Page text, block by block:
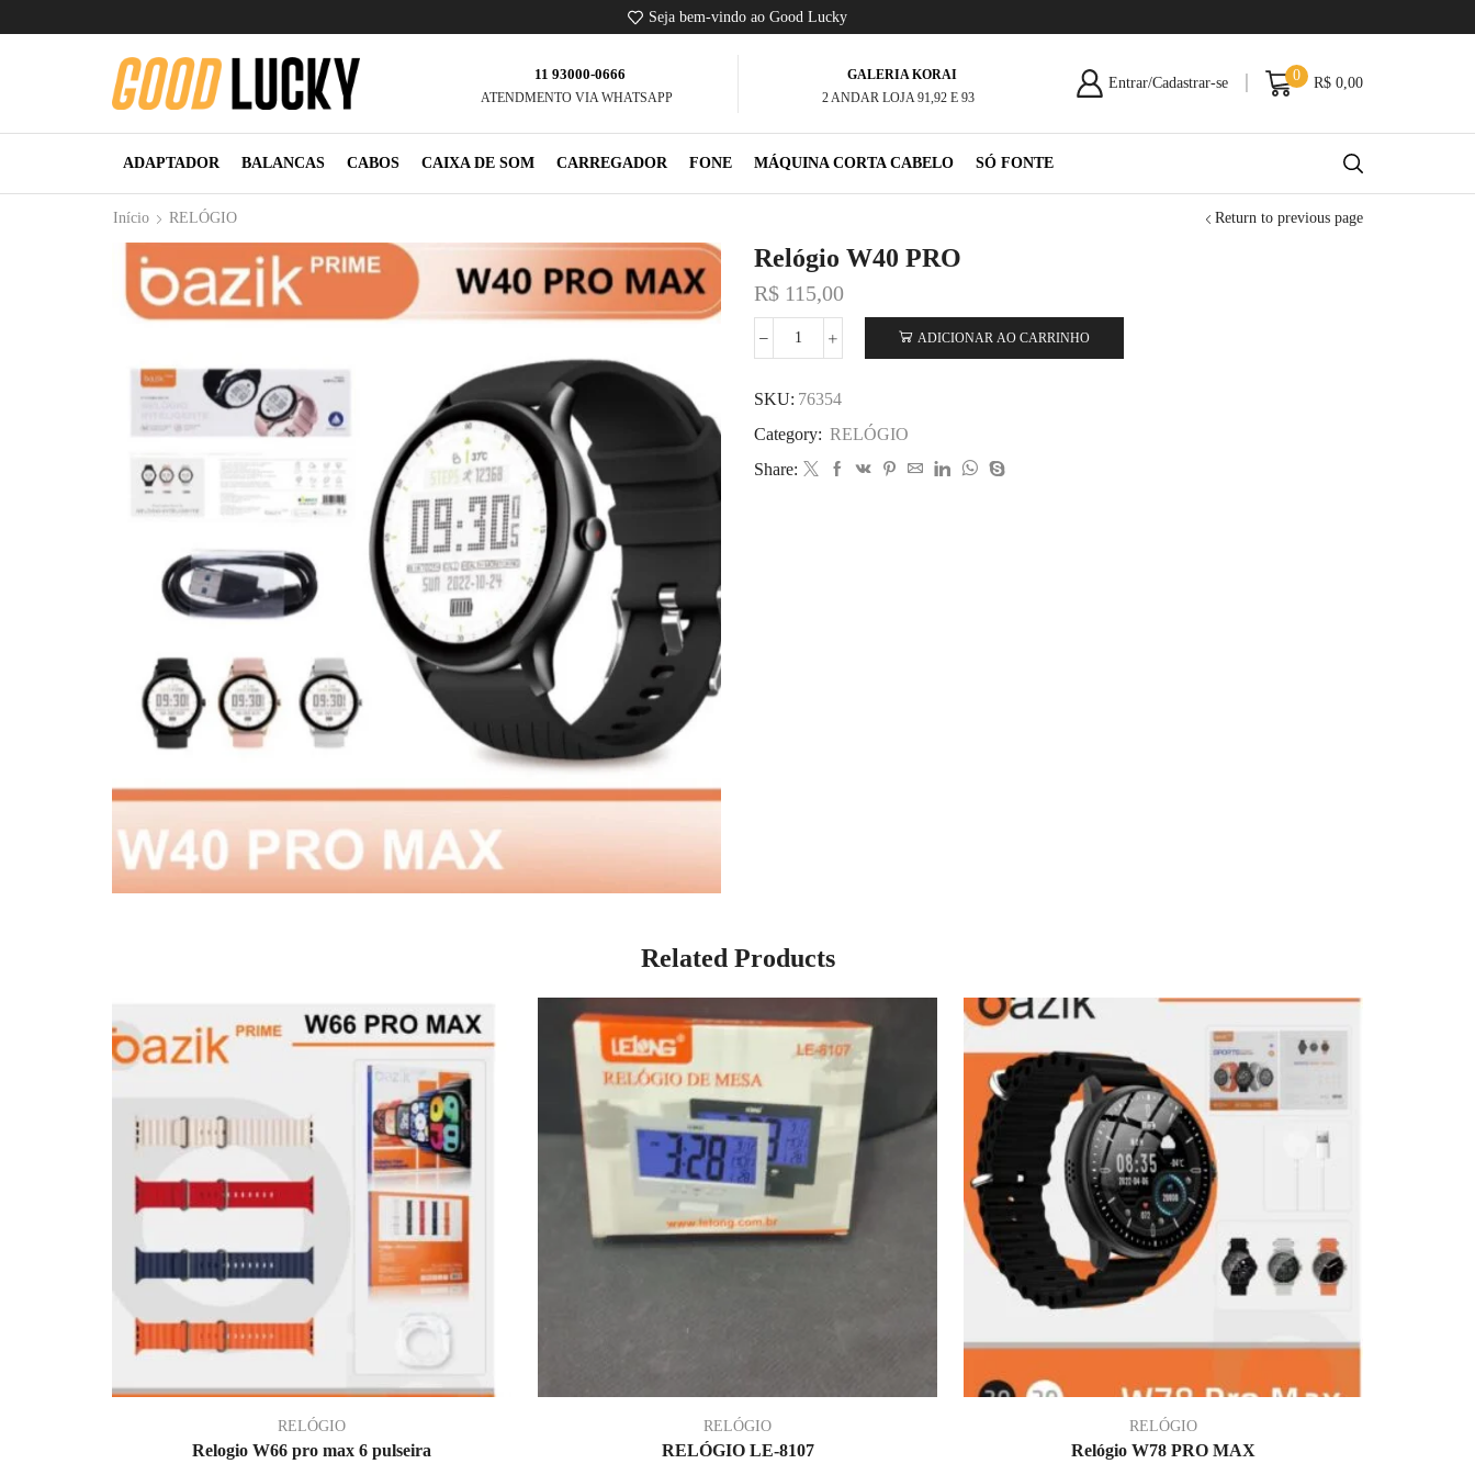
Seja bem-vindo ao Good Lucky
11 93000-0666
ATENDMENTO VIA WHATSAPP
GALERIA KORAI
2 ANDAR LOJA 91,92 E 93
Entrar/Cadastrar-se 0 R$ 0,00
ADAPTADOR BALANCAS CABOS CAIXA DE SOM CARREGADOR FONE MÁQUINA CORTA CABELO SÓ FONTE
Início RELÓGIO Return to previous page
Relógio W40 PRO
R$ 115,00
ADICIONAR AO CARRINHO
SKU: 76354
Category: RELÓGIO
Share:
Related Products
RELÓGIO
Relogio W66 pro max 6 pulseira
RELÓGIO
RELÓGIO LE-8107
RELÓGIO
Relógio W78 PRO MAX